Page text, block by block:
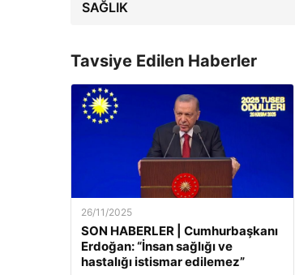
SAĞLIK
Tavsiye Edilen Haberler
26/11/2025
SON HABERLER | Cumhurbaşkanı
Erdoğan: “İnsan sağlığı ve
hastalığı istismar edilemez”